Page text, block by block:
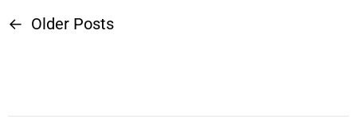
N
← Older Posts